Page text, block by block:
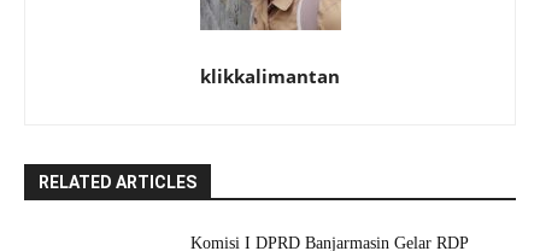
klikkalimantan
RELATED ARTICLES
Komisi I DPRD Banjarmasin Gelar RDP